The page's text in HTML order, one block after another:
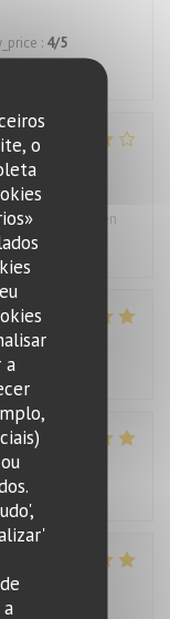
o
a
: 4/5
:
gezeten. Geen